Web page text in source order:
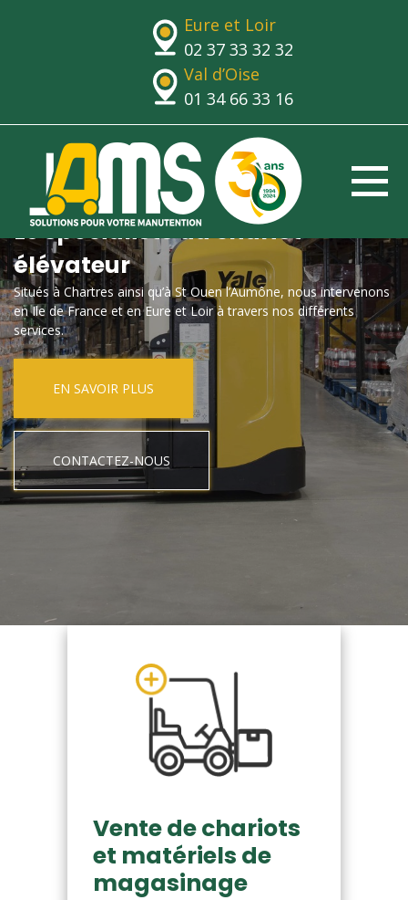
Eure et Loir
02 37 33 32 32
Val d’Oise
01 34 66 33 16
Le spécialiste du chariot
élévateur
Situés à Chartres ainsi qu’à St Ouen l’Aumône, nous intervenons
en Ile de France et en Eure et Loir à travers nos différents
services.
EN SAVOIR PLUS
CONTACTEZ-NOUS
Vente de chariots
et matériels de
magasinage